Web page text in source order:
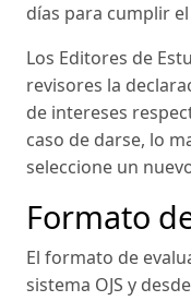
días para cumplir
Los Editores de
revisores la
de intereses
caso de darse, lo
seleccione un
Formato
El formato de
sistema OJS y